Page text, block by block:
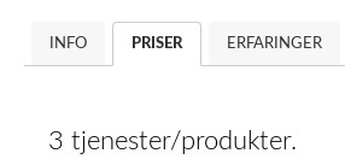
INFO PRISER ERFARINGER
3 tjenester/produkter.